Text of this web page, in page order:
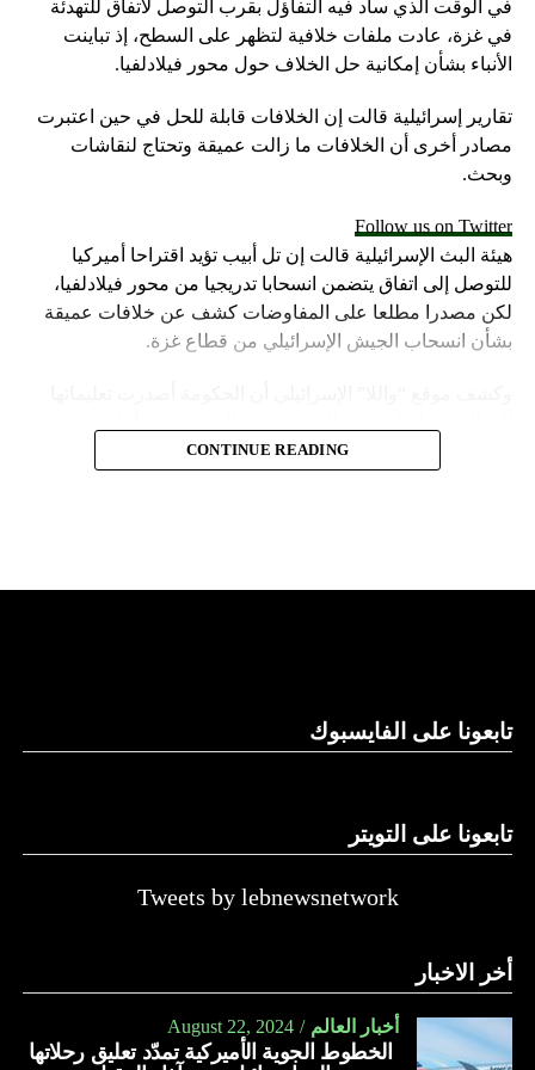
في الوقت الذي ساد فيه التفاؤل بقرب التوصل لاتفاق للتهدئة
في غزة، عادت ملفات خلافية لتظهر على السطح، إذ تباينت
الأنباء بشأن إمكانية حل الخلاف حول محور فيلادلفيا.
تقارير إسرائيلية قالت إن الخلافات قابلة للحل في حين اعتبرت
مصادر أخرى أن الخلافات ما زالت عميقة وتحتاج لنقاشات
وبحث.
Follow us on Twitter
هيئة البث الإسرائيلية قالت إن تل أبيب تؤيد اقتراحا أميركيا
للتوصل إلى اتفاق يتضمن انسحابا تدريجيا من محور فيلادلفيا،
لكن مصدرا مطلعا على المفاوضات كشف عن خلافات عميقة
بشأن انسحاب الجيش الإسرائيلي من قطاع غزة.
موقف إسرائيل في محادثات الهدنة.
ووسط هذا المشهد، يأتي وصول وزير الخارجية الأميركي أنتوني
بلينكن إلى إسرائيل في جولة هي العاشرة له للمنطقة منذ السابع
زيارة تأتي في إطار الجهود الدبلوماسية المكثفة التي تبذلها
واشنطن للدفع بالمفاوضات والتوصل إلى اتفاق لوقف لإطلاق
الضغوط يجب أن تتوجه إلى حماس، وليس على حكومته.
كما وقال بيان من مكتب نتنياهو إنه مصر على بقاء القوات
الإسرائيلية في محور فيلادلفيا “لمنع الإرهابيين من إعادة
CONTINUE READING
تابعونا على الفايسبوك
تابعونا على التويتر
Tweets by lebnewsnetwork
أخر الاخبار
أخبار العالم August 22, 2024
الخطوط الجوية الأميركية تمدّد تعليق رحلاتها